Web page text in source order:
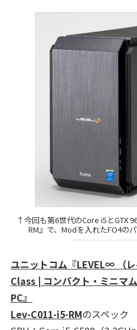
↑今回も第6世代のCore i5とGTX
RM』で、Modを入れたFO4の
ユニットコム『LEVEL∞ （
Class | コンパクト・ミニマ
PC』
Lev-C011-i5-RMのスペック